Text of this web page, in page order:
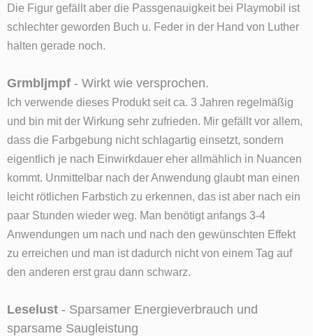
Die Figur gefällt aber die Passgenauigkeit bei Playmobil ist
schlechter geworden Buch u. Feder in der Hand von Luther
halten gerade noch.
Grmbljmpf - Wirkt wie versprochen.
Ich verwende dieses Produkt seit ca. 3 Jahren regelmäßig
und bin mit der Wirkung sehr zufrieden. Mir gefällt vor allem,
dass die Farbgebung nicht schlagartig einsetzt, sondern
eigentlich je nach Einwirkdauer eher allmählich in Nuancen
kommt. Unmittelbar nach der Anwendung glaubt man einen
leicht rötlichen Farbstich zu erkennen, das ist aber nach ein
paar Stunden wieder weg. Man benötigt anfangs 3-4
Anwendungen um nach und nach den gewünschten Effekt
zu erreichen und man ist dadurch nicht von einem Tag auf
den anderen erst grau dann schwarz.
Leselust - Sparsamer Energieverbrauch und
sparsame Saugleistung